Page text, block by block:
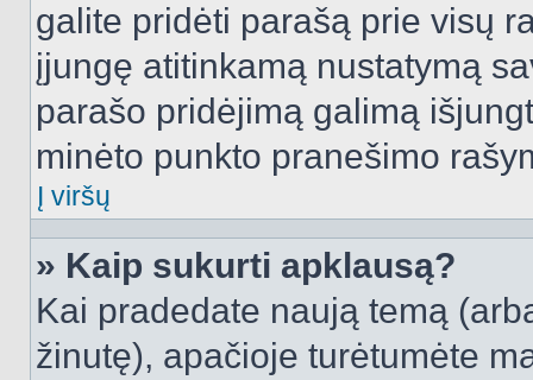
galite pridėti parašą prie visų
įjungę atitinkamą nustatymą
parašo pridėjimą galimą
minėto punkto pranešimo
Į viršų
» Kaip sukurti apklausą?
Kai pradedate naują temą
žinutę), apačioje turėtumėte